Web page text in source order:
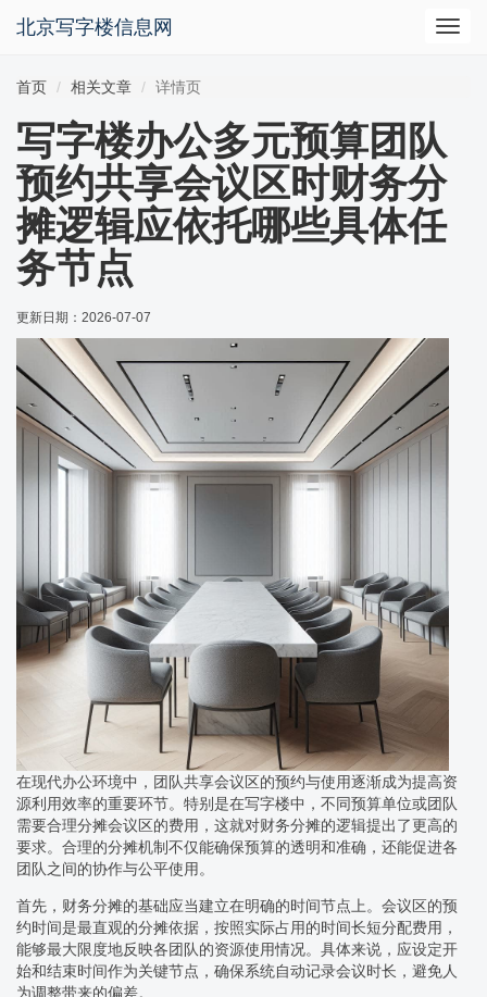
切
北京写字楼信息网
首页 相关文章 详情页
写字楼办公多元预算团队
预约共享会议区时财务分
摊逻辑应依托哪些具体任
务节点
更新日期： 2026-07-07
在现代办公环境中，团队共享会议区的预约与使用逐渐成为提高资
源利用效率的重要环节。特别是在写字楼中，不同预算单位或团队
需要合理分摊会议区的费用，这就对财务分摊的逻辑提出了更高的
要求。合理的分摊机制不仅能确保预算的透明和准确，还能促进各
团队之间的协作与公平使用。
首先，财务分摊的基础应当建立在明确的时间节点上。会议区的预
约时间是最直观的分摊依据，按照实际占用的时间长短分配费用，
能够最大限度地反映各团队的资源使用情况。具体来说，应设定开
始和结束时间作为关键节点，确保系统自动记录会议时长，避免人
为调整带来的偏差。